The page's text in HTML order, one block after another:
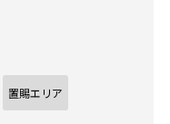
置賜エリア